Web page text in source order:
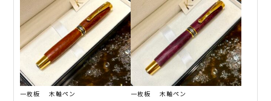
一枚板 木軸ペン 一枚板 木軸ペン